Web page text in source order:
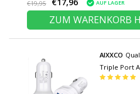
€19,95 AUF LAGER
ZUM WARENKORB
AIXXCO
Triple Port
Weiß